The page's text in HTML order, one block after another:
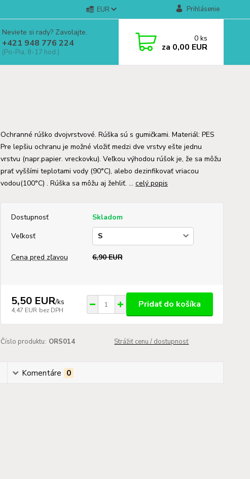
EUR Prihlásenie
Neviete si rady? Zavolajte.
+421 948 776 224
(Po-Pia, 8-17 hod.)
0 ks
za 0,00 EUR
Ochranné rúško dvojvrstvové. Rúška sú s gumičkami. Materiál: PES
Pre lepšiu ochranu je možné vložiť medzi dve vrstvy ešte jednu
vrstvu (napr.papier. vreckovku). Veľkou výhodou rúšok je, že sa môžu
prať vyššími teplotami vody (90°C), alebo dezinfikovať vriacou
vodou(100°C) . Rúška sa môžu aj žehliť. ... celý popis
Dostupnosť
Skladom
Veľkosť
Cena pred zľavou 6,90 EUR
5,50 EUR/ks
4,47 EUR bez DPH
Pridať do košíka
Číslo produktu: ORS014 Strážiť cenu / dostupnosť
Komentáre 0